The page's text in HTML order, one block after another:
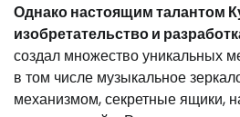
Однако настоящим талантом
изобретательство и
создал множество уникальных
в том числе музыкальное
механизмом, секретные ящики,